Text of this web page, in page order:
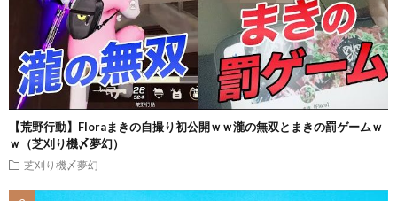
【荒野行動】Floraまきの自撮り初公開ｗｗ瀧の無双とまきの罰ゲームｗ
ｗ（芝刈り機〆夢幻）
芝刈り機〆夢幻